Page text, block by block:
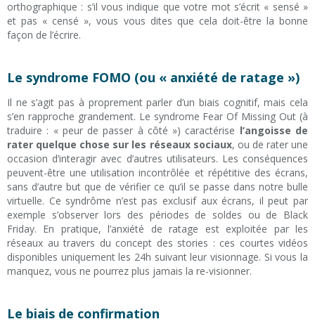
orthographique : s’il vous indique que votre mot s’écrit « sensé »
et pas « censé », vous vous dites que cela doit-être la bonne
façon de l’écrire.
Le syndrome FOMO (ou « anxiété de ratage »)
Il ne s’agit pas à proprement parler d’un biais cognitif, mais cela
s’en rapproche grandement. Le syndrome Fear Of Missing Out (à
traduire : « peur de passer à côté ») caractérise l’angoisse de
rater quelque chose sur les réseaux sociaux, ou de rater une
occasion d’interagir avec d’autres utilisateurs. Les conséquences
peuvent-être une utilisation incontrôlée et répétitive des écrans,
sans d’autre but que de vérifier ce qu’il se passe dans notre bulle
virtuelle. Ce syndrôme n’est pas exclusif aux écrans, il peut par
exemple s’observer lors des périodes de soldes ou de Black
Friday. En pratique, l’anxiété de ratage est exploitée par les
réseaux au travers du concept des stories : ces courtes vidéos
disponibles uniquement les 24h suivant leur visionnage. Si vous la
manquez, vous ne pourrez plus jamais la re-visionner.
Le biais de confirmation